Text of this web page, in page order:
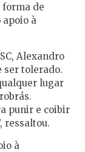
forma de
apoio à
Alexandro
ser tolerado.
lugar
punir e coibir
ressaltou.
à